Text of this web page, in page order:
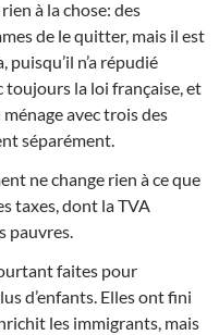
à la chose: des
de le quitter, mais il est
puisqu’il n’a répudié
toujours la loi française, et
avec trois des
séparément.
ne change rien à ce que
taxes, dont la TVA
pauvres.
faites pour
d’enfants. Elles ont fini
les immigrants, mais